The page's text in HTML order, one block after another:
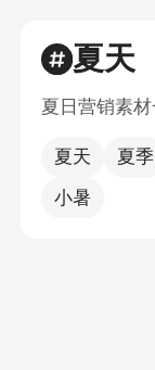
夏天
夏日营销素
夏天 夏季
小暑